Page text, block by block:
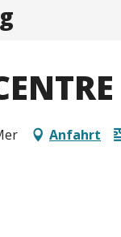
Anfahrt